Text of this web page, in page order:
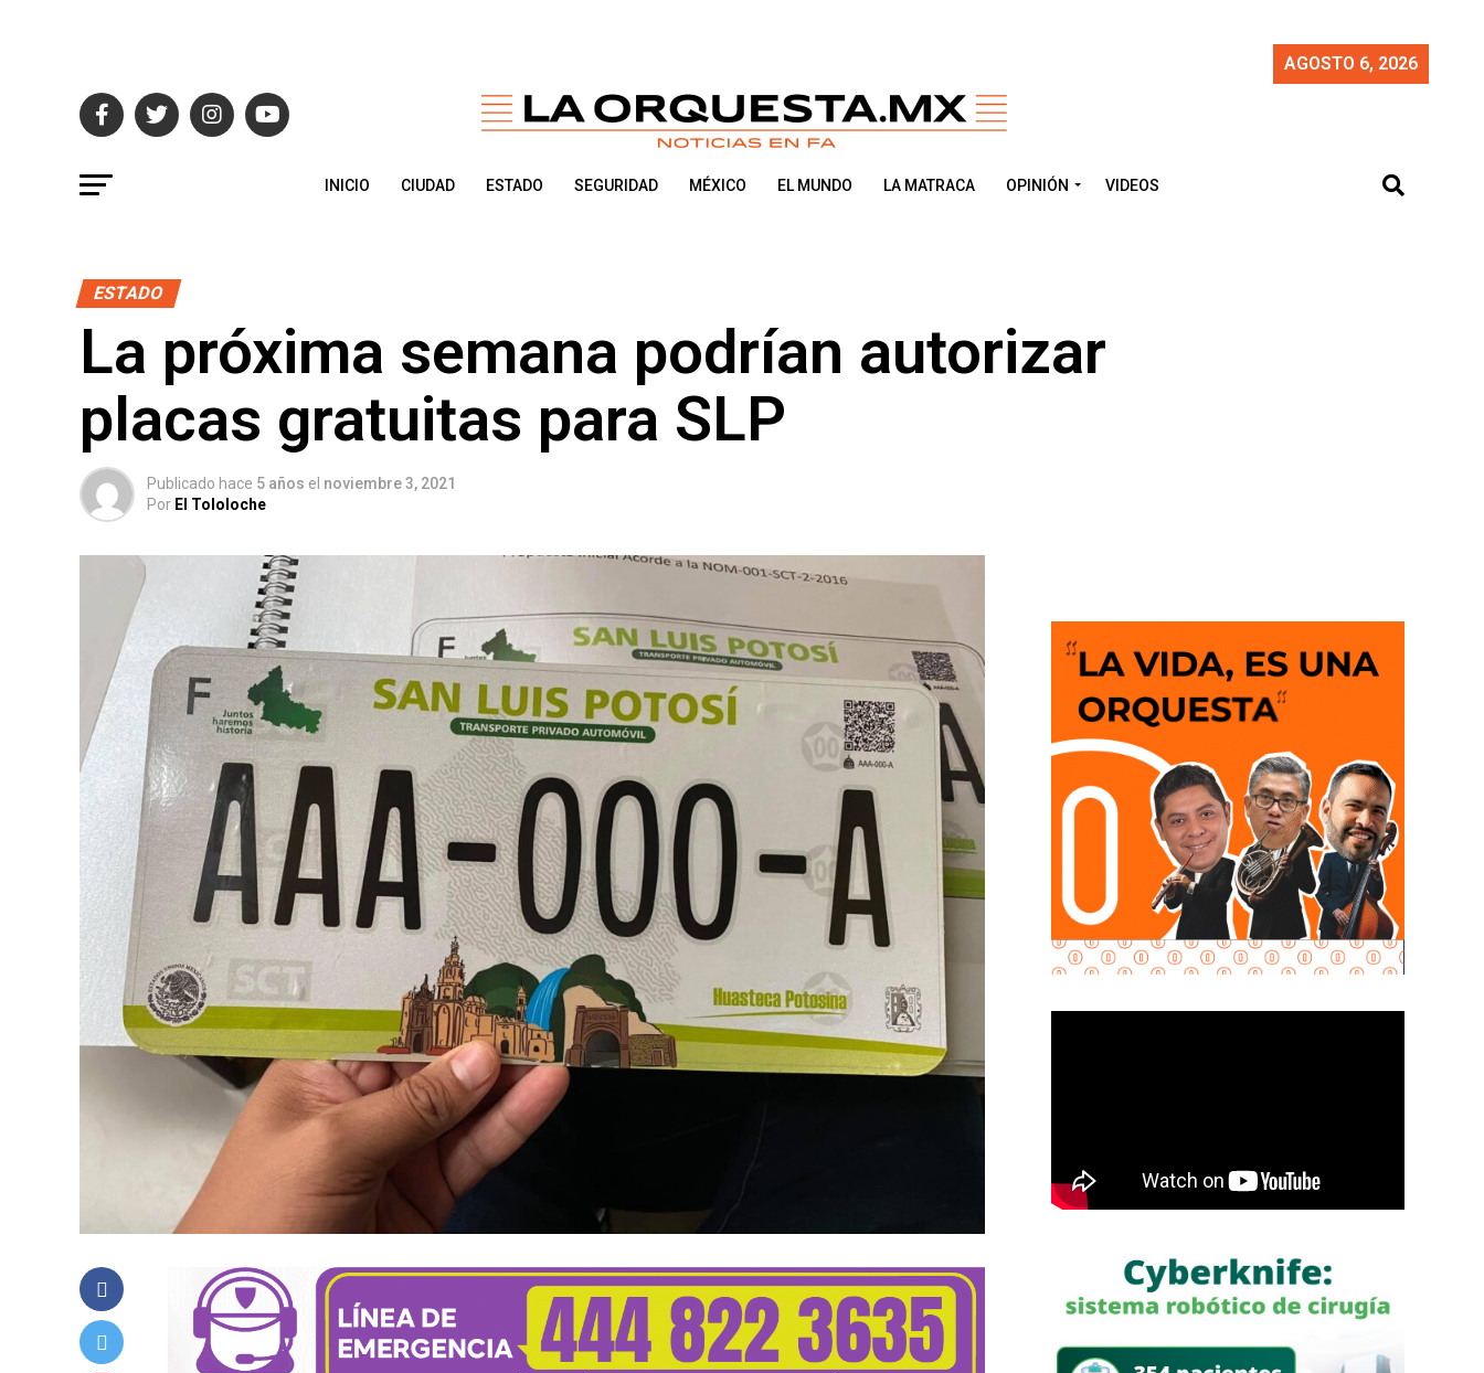
AGOSTO 6, 2026
INICIO CIUDAD ESTADO SEGURIDAD MÉXICO EL MUNDO LA MATRACA OPINIÓN VIDEOS
ESTADO
La próxima semana podrían autorizar
placas gratuitas para SLP
Publicado hace 5 años el noviembre 3, 2021
Por El Tololoche